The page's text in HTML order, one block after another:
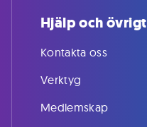
Hjälp och övrigt
Kontakta oss
Verktyg
Medlemskap